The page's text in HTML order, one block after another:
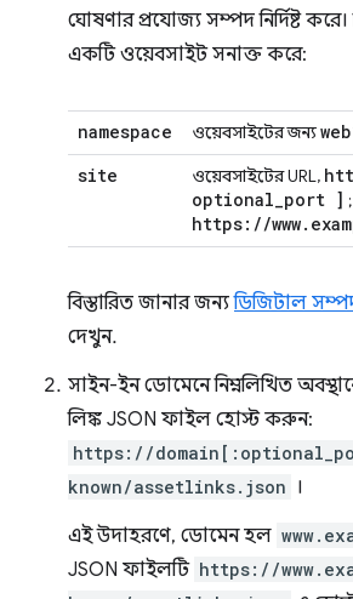
ঘোষণার প্রযোজ্য সম্পদ নির্দিষ্ট করে।
একটি ওয়েবসাইট সনাক্ত করে:
namespace ওয়েবসাইটের জন্যweb
site ওয়েবসাইটের URL,
optional_port ]
https: //www.
বিস্তারিত জানার জন্যডিজিটাল
দেখুন.
সাইন-ইন ডোমেনে নিম্নলিখিত
লিঙ্ক JSON ফাইল হোস্ট করুন:
https://
known/assetlinks.json ।
এই উদাহরণে, ডোমেন হল
JSON ফাইলটি https://